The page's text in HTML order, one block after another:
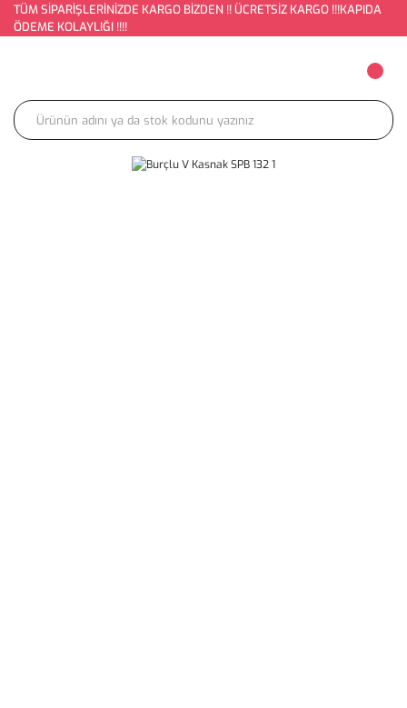
TÜM SİPARİŞLERİNİZDE KARGO BİZDEN !! ÜCRETSİZ KARGO !!!KAPIDA
ÖDEME KOLAYLIĞI !!!!